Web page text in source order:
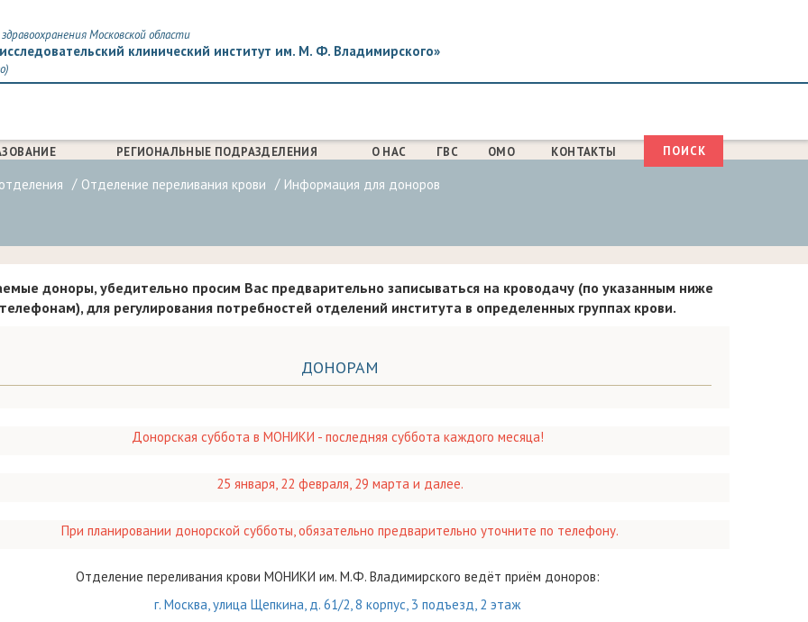
Московской области
клинический институт им. М. Ф. Владимирского»
РЕГИОНАЛЬНЫЕ ПОДРАЗДЕЛЕНИЯ О НАС ГВС ОМО КОНТАКТЫ
ФОРМА
Поиск
Отделение переливания крови Информация для доноров
доноры, убедительно просим Вас предварительно записываться на кроводачу (по указанным ниже
телефонам), для регулирования потребностей отделений института в определенных группах крови.
ДОНОРАМ
Донорская суббота в МОНИКИ - последняя суббота каждого месяца!
25 января, 22 февраля, 29 марта и далее.
При планировании донорской субботы, обязательно предварительно уточните по телефону.
Отделение переливания крови МОНИКИ им. М.Ф. Владимирского ведёт приём доноров:
г. Москва, улица Щепкина, д. 61/2, 8 корпус, 3 подъезд, 2 этаж